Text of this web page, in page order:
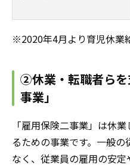
※2020年4月より育児休業
②休業・転職者らを
事業」
「雇用保険二事業」は休
るための事業です。一般
なく、従業員の雇用の安